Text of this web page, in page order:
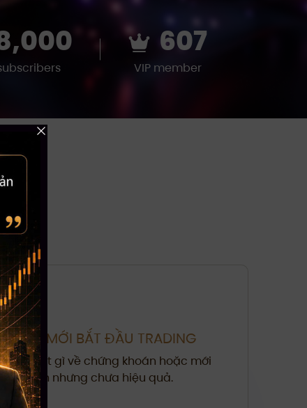
607
VIP member
MỚI BẮT ĐẦU TRADING
biết gì về chứng khoán hoặc mới
dịch nhưng chưa hiệu quả.